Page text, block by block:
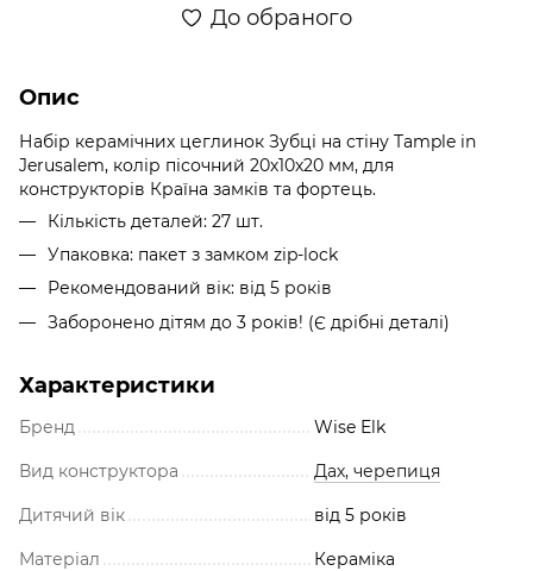
До обраного
Опис
Набір керамічних цеглинок Зубці на стіну Tample in
Jerusalem, колір пісочний 20х10х20 мм, для
конструкторів Країна замків та фортець.
Кількість деталей: 27 шт.
Упаковка: пакет з замком zip-lock
Рекомендований вік: від 5 років
Заборонено дітям до 3 років! (Є дрібні деталі)
Характеристики
Бренд Wise Elk
Вид конструктора Дах, черепиця
Дитячий вік від 5 років
Матеріал Кераміка